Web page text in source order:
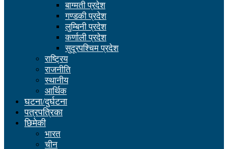
बाग्मती प्रदेश
गण्डकी प्रदेश
लुम्बिनी प्रदेश
कर्णाली प्रदेश
सुदूरपश्चिम प्रदेश
राष्ट्रिय
राजनीति
स्थानीय
आर्थिक
घटना/दुर्घटना
पत्रपत्रिका
छिमेकी
भारत
चीन